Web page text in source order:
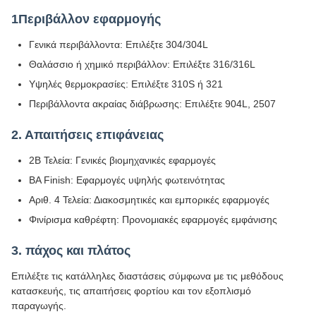
1Περιβάλλον εφαρμογής
Γενικά περιβάλλοντα: Επιλέξτε 304/304L
Θαλάσσιο ή χημικό περιβάλλον: Επιλέξτε 316/316L
Υψηλές θερμοκρασίες: Επιλέξτε 310S ή 321
Περιβάλλοντα ακραίας διάβρωσης: Επιλέξτε 904L, 2507
2. Απαιτήσεις επιφάνειας
2Β Τελεία: Γενικές βιομηχανικές εφαρμογές
BA Finish: Εφαρμογές υψηλής φωτεινότητας
Αριθ. 4 Τελεία: Διακοσμητικές και εμπορικές εφαρμογές
Φινίρισμα καθρέφτη: Προνομιακές εφαρμογές εμφάνισης
3. πάχος και πλάτος
Επιλέξτε τις κατάλληλες διαστάσεις σύμφωνα με τις μεθόδους
κατασκευής, τις απαιτήσεις φορτίου και τον εξοπλισμό
παραγωγής.